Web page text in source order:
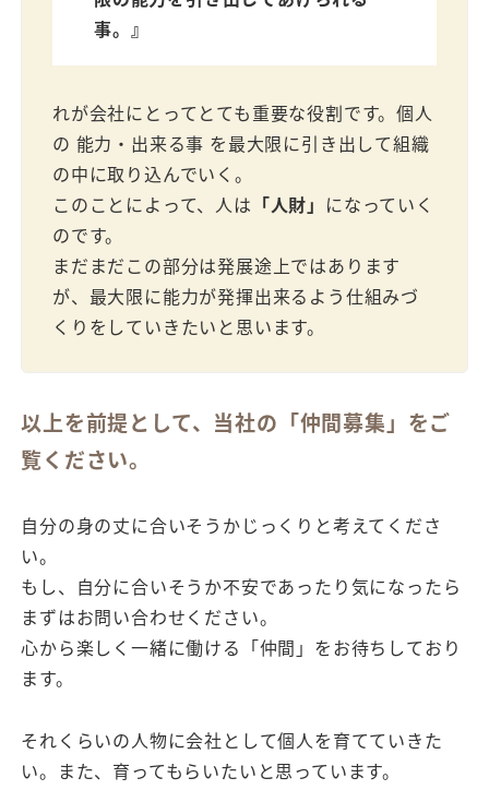
事。』
れが会社にとってとても重要な役割です。個人
の 能力・出来る事 を最大限に引き出して組織
の中に取り込んでいく。
このことによって、人は 「人財」 になっていく
のです。
まだまだこの部分は発展途上ではあります
が、最大限に能力が発揮出来るよう仕組みづ
くりをしていきたいと思います。
以上を前提として、当社の「仲間募集」をご
覧ください。
自分の身の丈に合いそうかじっくりと考えてくださ
い。
もし、自分に合いそうか不安であったり気になったら
まずはお問い合わせください。
心から楽しく一緒に働ける「仲間」をお待ちしており
ます。
それくらいの人物に会社として個人を育てていきた
い。また、育ってもらいたいと思っています。